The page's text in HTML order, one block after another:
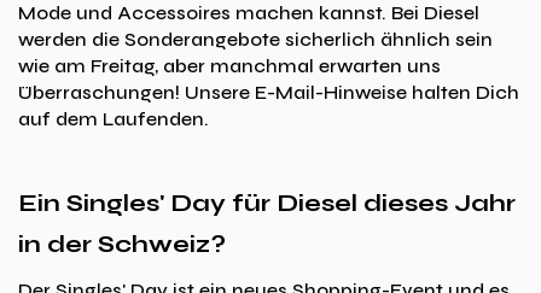
Mode und Accessoires machen kannst. Bei Diesel
werden die Sonderangebote sicherlich ähnlich sein
wie am Freitag, aber manchmal erwarten uns
Überraschungen! Unsere E-Mail-Hinweise halten Dich
auf dem Laufenden.
Ein Singles' Day für Diesel dieses Jahr
in der Schweiz?